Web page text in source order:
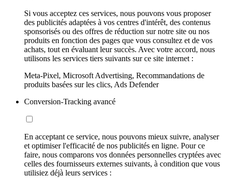
Si vous acceptez ces services, nous pouvons vous proposer
des publicités adaptées à vos centres d'intérêt, des contenus
sponsorisés ou des offres de réduction sur notre site ou nos
produits en fonction des pages que vous consultez et de vos
achats, tout en évaluant leur succès. Avec votre accord, nous
utilisons les services tiers suivants sur ce site internet :
Meta-Pixel, Microsoft Advertising, Recommandations de
produits basées sur les clics, Ads Defender
Conversion-Tracking avancé
En acceptant ce service, nous pouvons mieux suivre, analyser
et optimiser l'efficacité de nos publicités en ligne. Pour ce
faire, nous comparons vos données personnelles cryptées avec
celles des fournisseurs externes suivants, à condition que vous
utilisiez déjà leurs services :